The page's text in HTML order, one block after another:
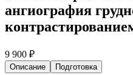
ангиография
9 900 ₽
Описание Подготовка